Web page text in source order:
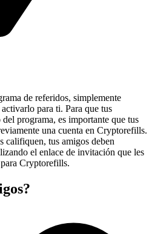
de referidos, simplemente
para ti. Para que tus
programa, es importante que tus
una cuenta en Cryptorefills.
califiquen, tus amigos deben
el enlace de invitación que les
Cryptorefills.